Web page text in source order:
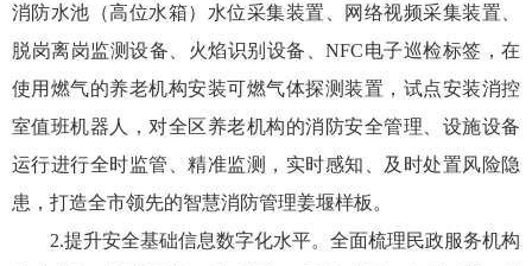
消防水池（高位水箱）水位采集装置、网络视频采集装置、
脱岗离岗监测设备、火焰识别设备、NFC电子巡检标签，在
使用燃气的养老机构安装可燃气体探测装置，试点安装消控
室值班机器人，对全区养老机构的消防安全管理、设施设备
运行进行全时监管、精准监测，实时感知、及时处置风险隐
患，打造全市领先的智慧消防管理姜堰样板。
2.提升安全基础信息数字化水平。全面梳理民政服务机构